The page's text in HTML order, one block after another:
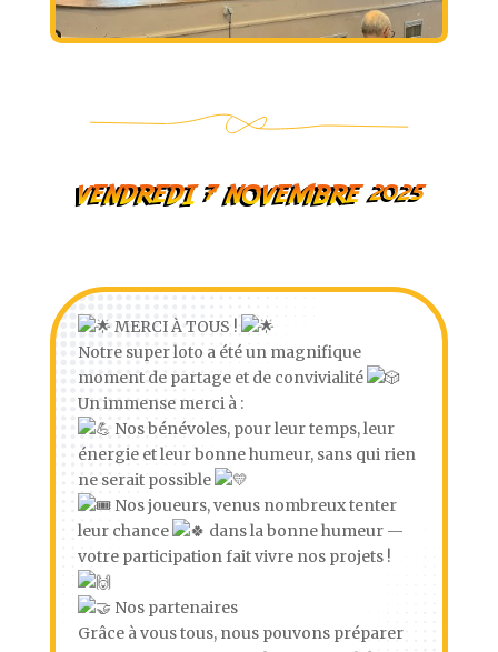
VENDREDI 7 NOVEMBRE 2025
MERCI À TOUS !
Notre super loto a été un magnifique
moment de partage et de convivialité
Un immense merci à :
Nos bénévoles, pour leur temps, leur
énergie et leur bonne humeur, sans qui rien
ne serait possible
Nos joueurs, venus nombreux tenter
leur chance
dans la bonne humeur —
votre participation fait vivre nos projets !
Nos partenaires
Grâce à vous tous, nous pouvons préparer